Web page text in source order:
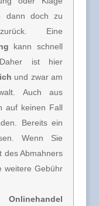
dann doch zu
Eine
kann schnell
ist hier
und zwar am
Auch aus
auf keinen Fall
Bereits ein
Wenn Sie
des Abmahners
weitere Gebühr